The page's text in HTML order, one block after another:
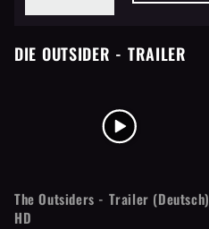
DIE OUTSIDER - TRAILER
The Outsiders - Trailer (Deutsch)
HD